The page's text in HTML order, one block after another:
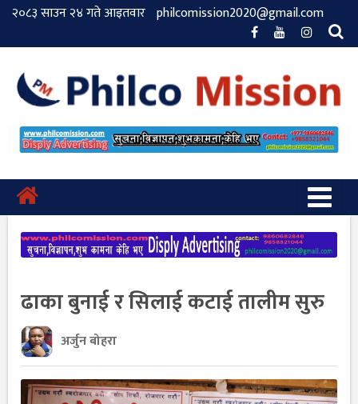
२०८३ साउन २४ गते आइतवार philcomission2020@gmail.com
ढाका बुनाई र सिलाई कटाई तालीम सुरु
अर्जुन बोहरा